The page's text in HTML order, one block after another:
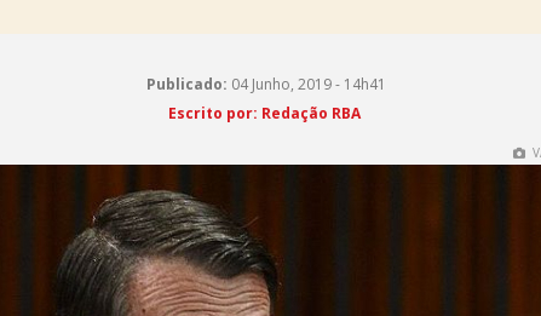
Publicado: 04 Junho, 2019 - 14h41
Escrito por: Redação RBA